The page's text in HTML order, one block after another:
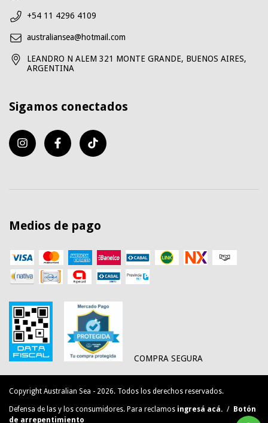
+54 11 4296 4109
australiansea@hotmail.com
LEANDRO N ALEM 321 MONTE GRANDE, BUENOS AIRES,
ARGENTINA
Sigamos conectados
Medios de pago
COMPRA SEGURA
Copyright Australian Sea - 2026. Todos los derechos reservados.
Defensa de las y los consumidores. Para reclamos ingresá acá. / Botón
de arrepentimiento